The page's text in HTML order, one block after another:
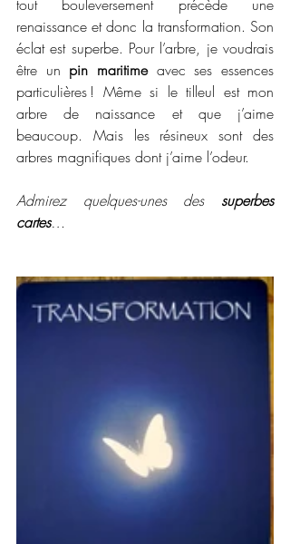
tout bouleversement précède une
renaissance et donc la transformation. Son
éclat est superbe. Pour l’arbre, je voudrais
être un pin maritime avec ses essences
particulières ! Même si le tilleul est mon
arbre de naissance et que j’aime
beaucoup. Mais les résineux sont des
arbres magnifiques dont j’aime l’odeur.
Admirez quelques-unes des superbes
cartes…